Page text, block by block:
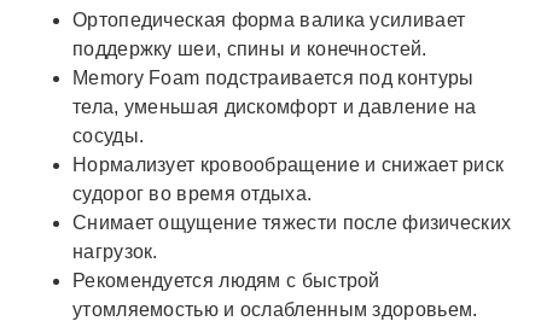
Ортопедическая форма валика усиливает
поддержку шеи, спины и конечностей.
Memory Foam подстраивается под контуры
тела, уменьшая дискомфорт и давление на
сосуды.
Нормализует кровообращение и снижает риск
судорог во время отдыха.
Снимает ощущение тяжести после физических
нагрузок.
Рекомендуется людям с быстрой
утомляемостью и ослабленным здоровьем.